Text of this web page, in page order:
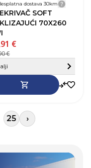
detalje
dostava 30km Detalji
SOFT
70X260
€
€
25 ›